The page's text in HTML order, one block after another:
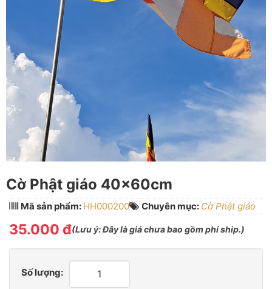
Cờ Phật giáo 40x60cm
Mã sản phẩm: HH000200 Chuyên mục: Cờ Phật giáo
35.000 đ(Lưu ý:Đây là giá chưa bao gồm phí ship.)
Số lượng: